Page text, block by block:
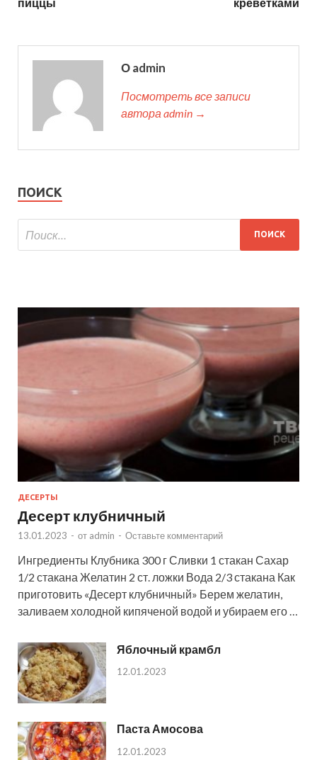
О admin
Посмотреть все записи
автора admin →
ПОИСК
ДЕСЕРТЫ
Десерт клубничный
13.01.2023 - от admin - Оставьте комментарий
Ингредиенты Клубника 300 г Сливки 1 стакан Сахар
1/2 стакана Желатин 2 ст. ложки Вода 2/3 стакана Как
приготовить «Десерт клубничный» Берем желатин,
заливаем холодной кипяченой водой и убираем его …
Яблочный крамбл
12.01.2023
Паста Амосова
12.01.2023